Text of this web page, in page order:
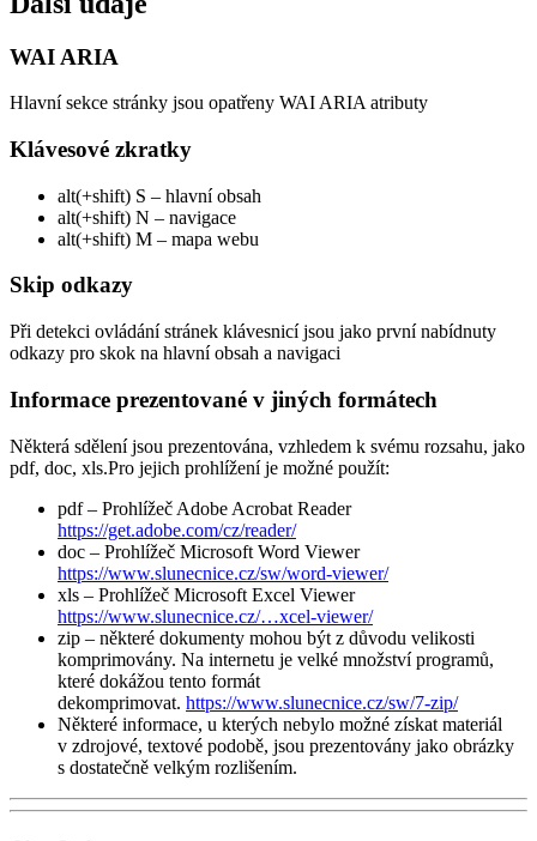
WAI ARIA
Hlavní sekce stránky jsou opatřeny WAI ARIA atributy
Klávesové zkratky
alt(+shift) S – hlavní obsah
alt(+shift) N – navigace
alt(+shift) M – mapa webu
Skip odkazy
Při detekci ovládání stránek klávesnicí jsou jako první nabídnuty
odkazy pro skok na hlavní obsah a navigaci
Informace prezentované v jiných formátech
Některá sdělení jsou prezentována, vzhledem k svému rozsahu, jako
pdf, doc, xls.Pro jejich prohlížení je možné použít:
pdf – Prohlížeč Adobe Acrobat Reader
https://get.adobe.com/cz/reader/
doc – Prohlížeč Microsoft Word Viewer
https://www.slunecnice.cz/sw/word-viewer/
xls – Prohlížeč Microsoft Excel Viewer
https://www.slunecnice.cz/…xcel-viewer/
zip – některé dokumenty mohou být z důvodu velikosti
komprimovány. Na internetu je velké množství programů,
které dokážou tento formát
dekomprimovat. https://www.slunecnice.cz/sw/7-zip/
Některé informace, u kterých nebylo možné získat materiál
v zdrojové, textové podobě, jsou prezentovány jako obrázky
s dostatečně velkým rozlišením.